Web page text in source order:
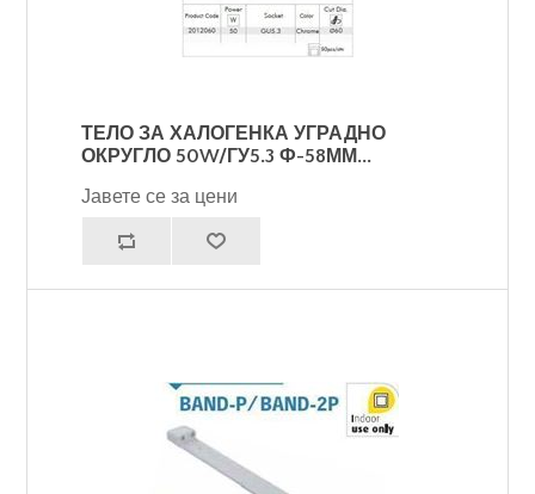
ТЕЛО ЗА ХАЛОГЕНКА УГРАДНО
ОКРУГЛО 50W/ГУ5.3 Ф-58ММ...
Јавете се за цени